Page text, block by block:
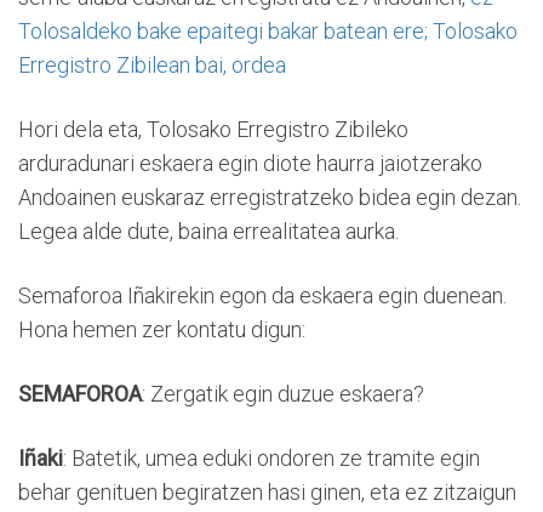
Tolosaldeko bake epaitegi bakar batean ere; Tolosako
Erregistro Zibilean bai, ordea
Hori dela eta, Tolosako Erregistro Zibileko
arduradunari eskaera egin diote haurra jaiotzerako
Andoainen euskaraz erregistratzeko bidea egin dezan.
Legea alde dute, baina errealitatea aurka.
Semaforoa Iñakirekin egon da eskaera egin duenean.
Hona hemen zer kontatu digun:
SEMAFOROA: Zergatik egin duzue eskaera?
Iñaki: Batetik, umea eduki ondoren ze tramite egin
behar genituen begiratzen hasi ginen, eta ez zitzaigun